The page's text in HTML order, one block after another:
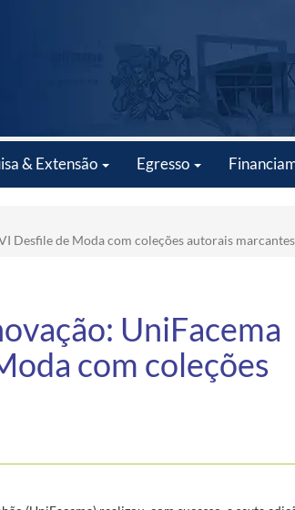
& Extensão Egresso
Desfile de Moda com coleções autorais marcantes
UniFacema
com coleções